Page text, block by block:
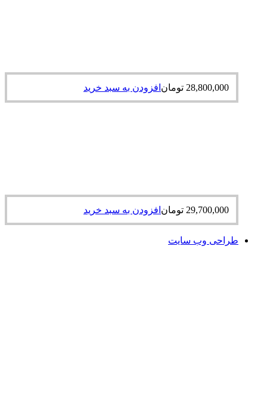
28,800,000 تومان افزودن به سبد خرید
29,700,000 تومان افزودن به سبد خرید
طراحی وب سایت